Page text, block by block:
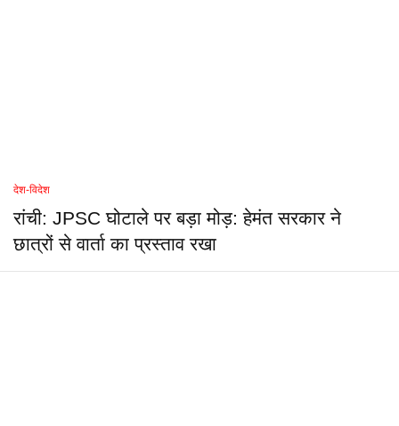
देश-विदेश
रांची: JPSC घोटाले पर बड़ा मोड़: हेमंत सरकार ने
छात्रों से वार्ता का प्रस्ताव रखा